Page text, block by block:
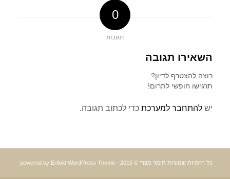
0
תגובות
השאירו תגובה
רוצה להצטרף לדיון?
תרגישו חופשי לתרום!
יש להתחבר למערכתכדי לכתוב תגובה.
כל הזכויות שמורות תומר מצרי © 2015 - powered by Enfold WordPress Theme